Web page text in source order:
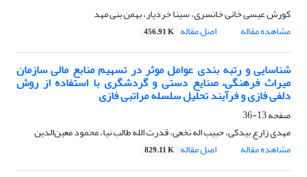
کورش عیسی خانی خانسری، سینا خردیار، بهمن بنی مهد
مشاهده مقاله
اصل مقاله 456.91 K
شناسایی و رتبه بندی عوامل موثر در تسهیم منابع مالی سازمان
میراث فرهنگی، صنایع دستی و گردشگری با استفاده از روش
دلفی فازی و فرآیند تحلیل سلسله مراتبی فازی
صفحه13-36
مهدی زارع بیدکی، حبیب اله نخعی، قدرت الله طالب نیا، محمود معین‌الدین
مشاهده مقاله
اصل مقاله 829.11 K